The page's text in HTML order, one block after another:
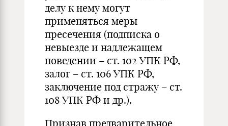
делу к нему могут
применяться меры
пресечения (подписка о
невыезде и надлежащем
поведении – ст. 102 УПК РФ,
залог – ст. 106 УПК РФ,
заключение под стражу – ст.
108 УПК РФ и др.).
Признав предварительное